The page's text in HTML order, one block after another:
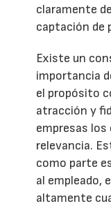
claramente
captación de
Existe un
importancia
el propósito
atracción y
empresas
relevancia.
como parte
al empleado,
altamente